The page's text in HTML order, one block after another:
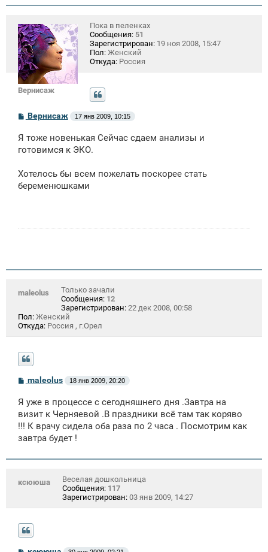
Вернисаж
Пока в пеленках
Сообщения: 51
Зарегистрирован: 19 ноя 2008, 15:47
Пол: Женский
Откуда: Россия
С
о
б
щ
и
Вернисаж 17 янв 2009, 10:15
Я тоже новенькая Сейчас сдаем анализы и
готовимся к ЭКО.
Хотелось бы всем пожелать поскорее стать
беременюшками
maleolus
Только зачали
Сообщения: 12
Зарегистрирован: 22 дек 2008, 00:58
Пол: Женский
Откуда: Россия , г.Орел
С
б
щ
е
н
и
maleolus 18 янв 2009, 20:20
Я уже в процессе с сегодняшнего дня .Завтра на
визит к Черняевой .В праздники всё там так коряво
!!! К врачу сидела оба раза по 2 часа . Посмотрим как
завтра будет !
ксююша
Веселая дошкольница
Сообщения: 117
Зарегистрирован: 03 янв 2009, 14:27